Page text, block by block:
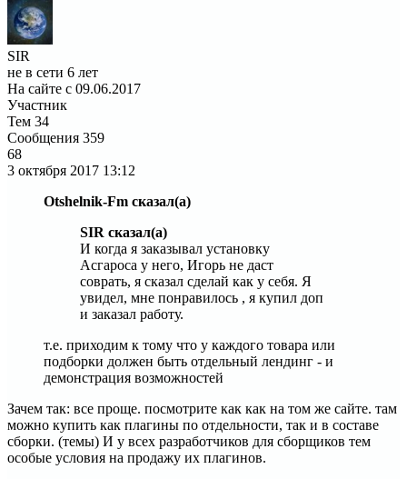
SIR
не в сети 6 лет
На сайте с 09.06.2017
Участник
Тем 34
Сообщения 359
68
3 октября 2017 13:12
Otshelnik-Fm сказал(а)
SIR сказал(а)
И когда я заказывал установку
Асгароса у него, Игорь не даст
соврать, я сказал сделай как у себя. Я
увидел, мне понравилось , я купил доп
и заказал работу.
т.е. приходим к тому что у каждого товара или
подборки должен быть отдельный лендинг - и
демонстрация возможностей
Зачем так: все проще. посмотрите как как на том же сайте. там
можно купить как плагины по отдельности, так и в составе
сборки. (темы) И у всех разработчиков для сборщиков тем
особые условия на продажу их плагинов.